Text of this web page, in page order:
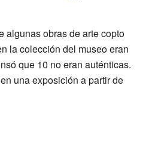
algunas obras de arte copto
la colección del museo eran
que 10 no eran auténticas.
una exposición a partir de